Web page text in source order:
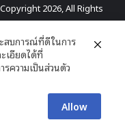
2026, All Rights
RSS
Dailymotion
สบการณ์ที่ดีในการ
เอียดได้ที่
รความเป็นส่วนตัว
Allow